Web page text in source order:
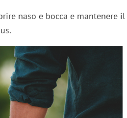
naso e bocca e mantenere il